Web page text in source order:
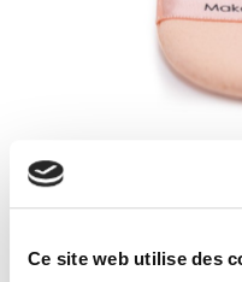
Ce site web utilise des
ETCHD -